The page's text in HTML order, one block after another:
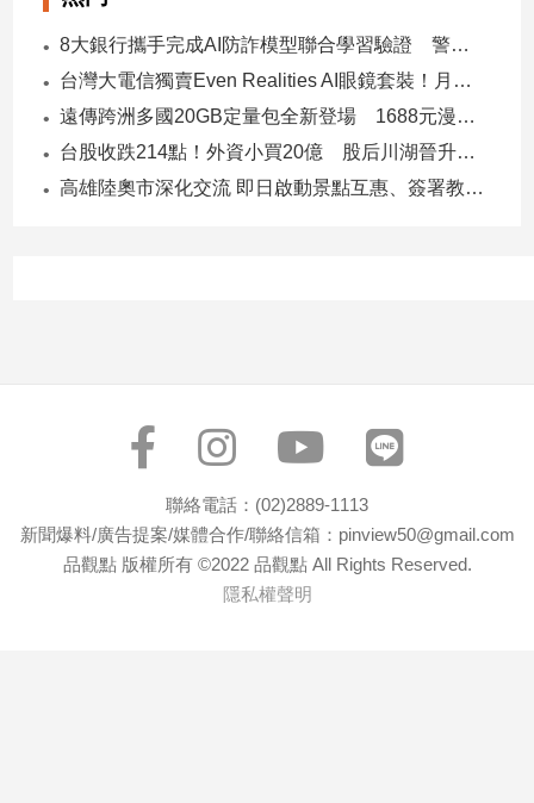
8大銀行攜手完成AI防詐模型聯合學習驗證 警示帳戶準確度提升2倍
台灣大電信獨賣Even Realities AI眼鏡套裝！月付1399元 專案價3990
遠傳跨洲多國20GB定量包全新登場 1688元漫遊逾百國家！
台股收跌214點！外資小買20億 股后川湖晉升萬金股
高雄陸奧市深化交流 即日啟動景點互惠、簽署教育合作MOU
聯絡電話：(02)2889-1113
新聞爆料/廣告提案/媒體合作/聯絡信箱：pinview50@gmail.com
品觀點 版權所有 ©2022 品觀點 All Rights Reserved.
隱私權聲明